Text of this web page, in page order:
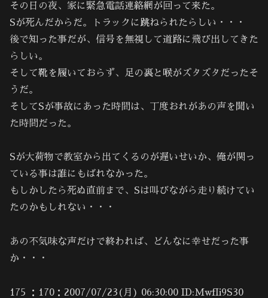
その日の夜、家に緊急電話連絡網が回って来た。
Sが死んだからだ。トラックに跳ねられたらしい・・・
後で知った事だが、信号を無視して道路に飛び出してきた
らしい。
そして靴を履いておらず、足の裏と喉がズタズタだったそ
うだ。
そしてSが事故にあった時間は、丁度おれがあの声を聞い
た時間だった。
Sが大荷物で教室から出てくるのが遅いせいか、俺が関っ
ている事は誰にもばれなかった。
もしかしたら死ぬ直前まで、Sは叫びながら走り続けてい
たのかもしれない・・・
あの不気味な声だけで終われば、どんなに幸せだった事
か・・・
175 ：170：2007/07/23(月) 06:30:00 ID:MwfIi9S30